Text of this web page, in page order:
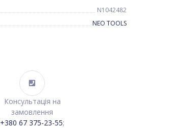
N1042482
NEO TOOLS
Консультація на
замовлення
+380 67 375-23-55;